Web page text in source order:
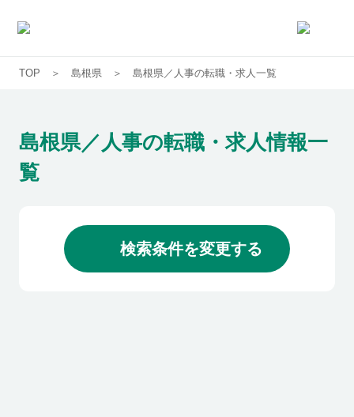
求人一覧
企業一覧
TOP 島根県 島根県／人事の転職・求人一覧
島根県／人事の転職・求人情報一
覧
検索条件を変更する